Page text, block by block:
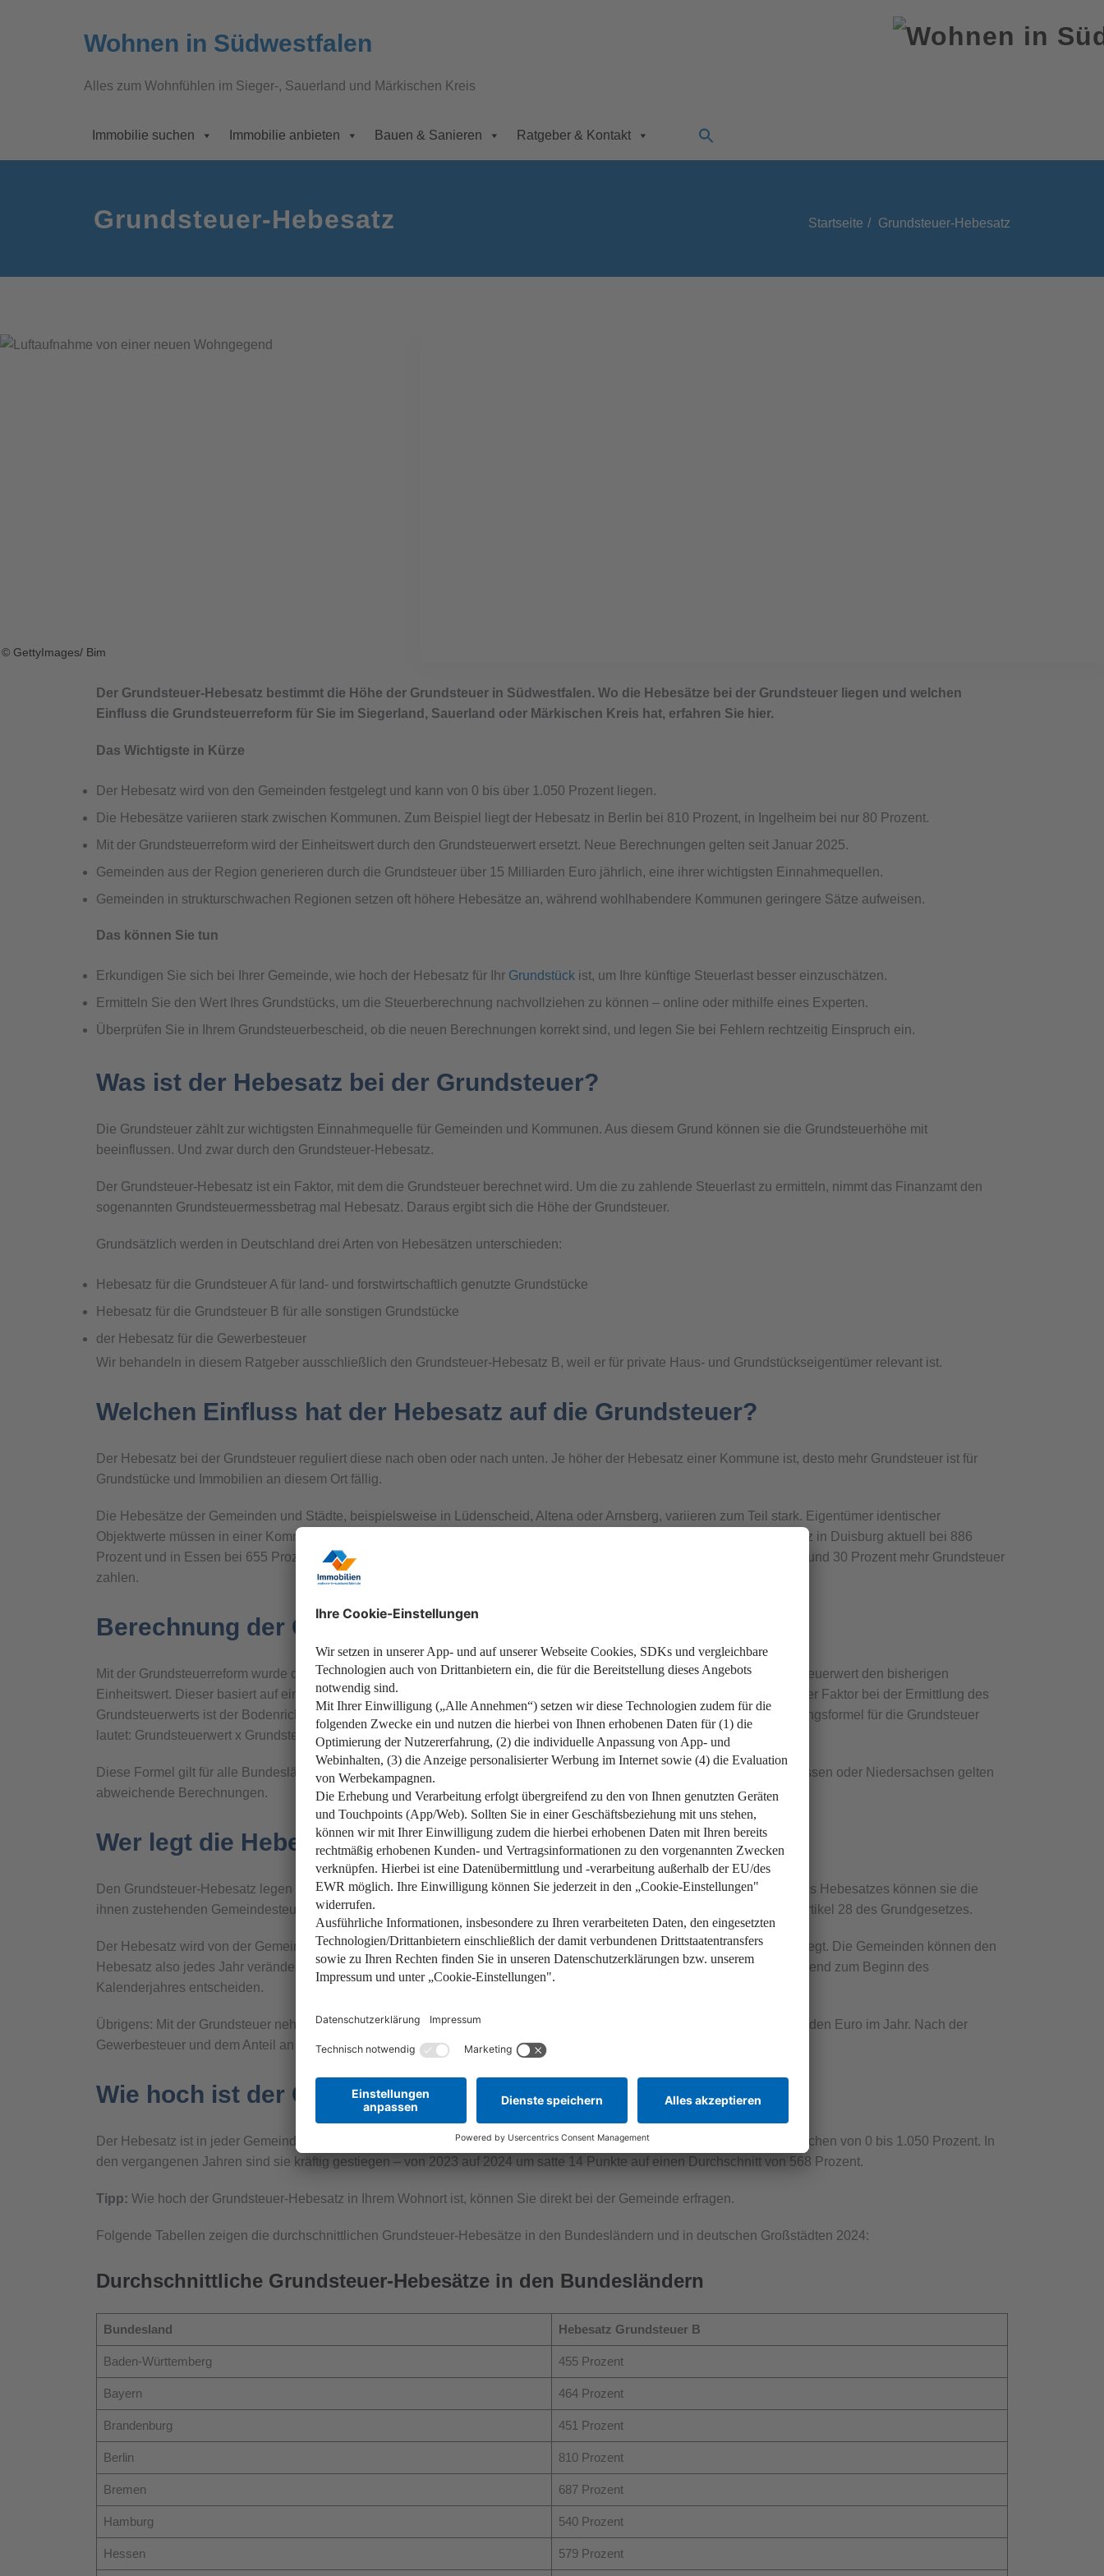
Wohnen in Südwestfalen
Alles zum Wohnfühlen im Sieger-, Sauerland und Märkischen Kreis
Immobilie suchen Immobilie anbieten Bauen & Sanieren Ratgeber & Kontakt
Grundsteuer-Hebesatz Startseite Grundsteuer-Hebesatz
© GettyImages/ Bim
Der Grundsteuer-Hebesatz bestimmt die Höhe der Grundsteuer in Südwestfalen. Wo die Hebesätze bei der Grundsteuer liegen und welchen
Einfluss die Grundsteuerreform für Sie im Siegerland, Sauerland oder Märkischen Kreis hat, erfahren Sie hier.
Das Wichtigste in Kürze
Der Hebesatz wird von den Gemeinden festgelegt und kann von 0 bis über 1.050 Prozent liegen.
Die Hebesätze variieren stark zwischen Kommunen. Zum Beispiel liegt der Hebesatz in Berlin bei 810 Prozent, in Ingelheim bei nur 80 Prozent.
Mit der Grundsteuerreform wird der Einheitswert durch den Grundsteuerwert ersetzt. Neue Berechnungen gelten seit Januar 2025.
Gemeinden aus der Region generieren durch die Grundsteuer über 15 Milliarden Euro jährlich, eine ihrer wichtigsten Einnahmequellen.
Gemeinden in strukturschwachen Regionen setzen oft höhere Hebesätze an, während wohlhabendere Kommunen geringere Sätze aufweisen.
Das können Sie tun
Erkundigen Sie sich bei Ihrer Gemeinde, wie hoch der Hebesatz für Ihr Grundstück ist, um Ihre künftige Steuerlast besser einzuschätzen.
Ermitteln Sie den Wert Ihres Grundstücks, um die Steuerberechnung nachvollziehen zu können – online oder mithilfe eines Experten.
Überprüfen Sie in Ihrem Grundsteuerbescheid, ob die neuen Berechnungen korrekt sind, und legen Sie bei Fehlern rechtzeitig Einspruch ein.
Was ist der Hebesatz bei der Grundsteuer?
Die Grundsteuer zählt zur wichtigsten Einnahmequelle für Gemeinden und Kommunen. Aus diesem Grund können sie die Grundsteuerhöhe mit
beeinflussen. Und zwar durch den Grundsteuer-Hebesatz.
Der Grundsteuer-Hebesatz ist ein Faktor, mit dem die Grundsteuer berechnet wird. Um die zu zahlende Steuerlast zu ermitteln, nimmt das Finanzamt den
sogenannten Grundsteuermessbetrag mal Hebesatz. Daraus ergibt sich die Höhe der Grundsteuer.
Grundsätzlich werden in Deutschland drei Arten von Hebesätzen unterschieden:
Hebesatz für die Grundsteuer A für land- und forstwirtschaftlich genutzte Grundstücke
Hebesatz für die Grundsteuer B für alle sonstigen Grundstücke
der Hebesatz für die Gewerbesteuer
Wir behandeln in diesem Ratgeber ausschließlich den Grundsteuer-Hebesatz B, weil er für private Haus- und Grundstückseigentümer relevant ist.
Welchen Einfluss hat der Hebesatz auf die Grundsteuer?
Der Hebesatz bei der Grundsteuer reguliert diese nach oben oder nach unten. Je höher der Hebesatz einer Kommune ist, desto mehr Grundsteuer ist für
Grundstücke und Immobilien an diesem Ort fällig.
Die Hebesätze der Gemeinden und Städte, beispielsweise in Lüdenscheid, Altena oder Arnsberg, variieren zum Teil stark. Eigentümer identischer
Objektwerte müssen in einer Kommune oft eine höhere Grundsteuer zahlen als andernorts. Zum Beispiel liegt der Hebesatz in Duisburg aktuell bei 886
Prozent und in Essen bei 655 Prozent. Für ein vergleichbares Einfamilienhaus würde ein Steuerzahler im ersten Fall also rund 30 Prozent mehr Grundsteuer
zahlen.
Berechnung der Grundsteuer 2025 mit dem Hebesatz
Mit der Grundsteuerreform wurde die Berechnung der Grundsteuer grundlegend überarbeitet. Seit 2025 ersetzt der Grundsteuerwert den bisherigen
Einheitswert. Dieser basiert auf einer Neubewertung von Eigentum, die durch die Grundsteuererklärung erfolgt. Ein wichtiger Faktor bei der Ermittlung des
Grundsteuerwerts ist der Bodenrichtwert, der den durchschnittlichen Grundstückswert in Ihrer Region angibt. Die Berechnungsformel für die Grundsteuer
lautet: Grundsteuerwert x Grundsteuermesszahl x Hebesatz = Grundsteuer
Diese Formel gilt für alle Bundesländer, die das Bundesmodell anwenden. Für Baden-Württemberg, Bayern, Hamburg, Hessen oder Niedersachsen gelten
abweichende Berechnungen.
Wer legt die Hebesätze bei der Grundsteuer fest?
Den Grundsteuer-Hebesatz legen die einzelnen Gemeinden fest, welche auch die Einnahmen bekommen. Mit der Höhe des Hebesatzes können sie die
ihnen zustehenden Gemeindesteuer also beeinflussen. Dieses Recht ist Teil der Selbstverwaltungsgarantie, verankert in Artikel 28 des Grundgesetzes.
Der Hebesatz wird von der Gemeindevertretung jeweils für ein Haushaltsjahr in der kommunalen Haushaltssatzung festgelegt. Die Gemeinden können den
Hebesatz also jedes Jahr verändern. Sie können über die Festsetzung oder Erhöhung des Hebesatzes auch noch rückwirkend zum Beginn des
Kalenderjahres entscheiden.
Übrigens: Mit der Grundsteuer nehmen die Gemeinden viel Geld ein. Allein mit der Grundsteuer B etwas mehr als 15 Milliarden Euro im Jahr. Nach der
Gewerbesteuer und dem Anteil an der Einkommenssteuer ist die Grundsteuer ihre größte Einnahmequelle.
Wie hoch ist der Grundsteuer-Hebesatz?
Der Hebesatz ist in jeder Gemeinde anders, die Verteilung folgt dabei keinem Muster. Die Hebesätze der Grundsteuer B reichen von 0 bis 1.050 Prozent. In
den vergangenen Jahren sind sie kräftig gestiegen – von 2023 auf 2024 um satte 14 Punkte auf einen Durchschnitt von 568 Prozent.
Tipp: Wie hoch der Grundsteuer-Hebesatz in Ihrem Wohnort ist, können Sie direkt bei der Gemeinde erfragen.
Folgende Tabellen zeigen die durchschnittlichen Grundsteuer-Hebesätze in den Bundesländern und in deutschen Großstädten 2024:
Durchschnittliche Grundsteuer-Hebesätze in den Bundesländern
Bundesland Hebesatz Grundsteuer B
Baden-Württemberg 455 Prozent
Bayern 464 Prozent
Brandenburg 451 Prozent
Berlin 810 Prozent
Bremen 687 Prozent
Hamburg 540 Prozent
Hessen 579 Prozent